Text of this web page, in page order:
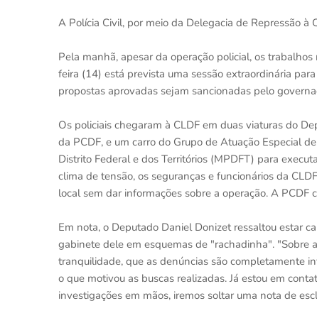
A Polícia Civil, por meio da Delegacia de Repressão à
Pela manhã, apesar da operação policial, os
feira (14) está prevista uma sessão extraordinária
propostas aprovadas sejam sancionadas pelo
Os policiais chegaram à CLDF em duas viaturas do
da PCDF, e um carro do Grupo de Atuação Especial
Distrito Federal e dos Territórios (MPDFT) para
clima de tensão, os seguranças e funcionários da
local sem dar informações sobre a operação. A PCDF
Em nota, o Deputado Daniel Donizet ressaltou estar
gabinete dele em esquemas de "rachadinha". "Sobre
tranquilidade, que as denúncias são completamente
o que motivou as buscas realizadas. Já estou em
investigações em mãos, iremos soltar uma nota de